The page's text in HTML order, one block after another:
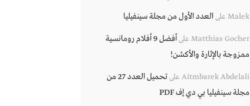
Malek علىالعدد الأول من مجلة سينفيليا
Matthias Gocher على
أفضل 9 أفلام رومانسية
ممزوجة بالإثارة والأكشن!
Aitmbarek Abdelali على
تحميل العدد 27 من
مجلة سينفيليا بي دي إف PDF